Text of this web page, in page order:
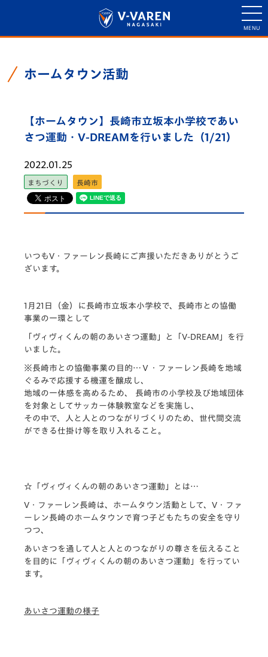
ホームタウン活動
【ホームタウン】長崎市立坂本小学校であい
さつ運動・V-DREAMを行いました（1/21）
2022.01.25
まちづくり 長崎市
いつもV・ファーレン長崎にご声援いただきありがとうご
ざいます。
1月21日（金）に長崎市立坂本小学校で、長崎市との協働
事業の一環として
「ヴィヴィくんの朝のあいさつ運動」 と 「V-DREAM」
を行
いました。
※長崎市との協働事業の目的…Ｖ・ファーレン長崎を地域
ぐるみで応援する機運を醸成し、
地域の一体感を高めるため、 長崎市の小学校及び地域団体
を対象としてサッカー体験教室などを実施し、
その中で、人と人とのつながりづくりのため、世代間交流
ができる仕掛け等を取り入れること。
☆ 「ヴィヴィくんの朝のあいさつ運動」とは…
V・ファーレン長崎は、ホームタウン活動として、V・ファ
ーレン長崎のホームタウンで育つ子どもたちの安全を守り
つつ、
あいさつを通して人と人とのつながりの尊さを伝えること
を目的に
「ヴィヴィくんの朝のあいさつ運動」
を行ってい
ます。
あいさつ運動の様子